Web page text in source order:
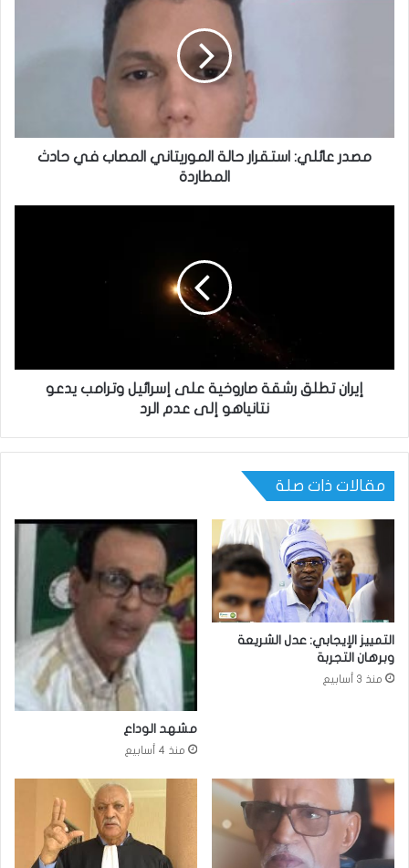
مصدر عائلي: استقرار حالة الموريتاني المصاب في حادث
المطاردة
إيران تطلق رشقة صاروخية على إسرائيل وترامب يدعو
نتانياهو إلى عدم الرد
مقالات ذات صلة
التمييز الإيجابي: عدل الشريعة
وبرهان التجربة
منذ 3 أسابيع
مشهد الوداع
منذ 4 أسابيع